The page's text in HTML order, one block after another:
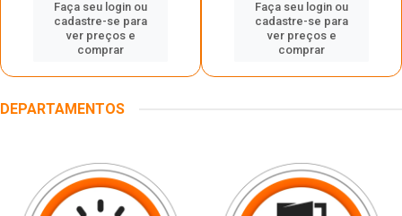
Faça seu login ou
cadastre-se para
ver preços e
comprar
Faça seu login ou
cadastre-se para
ver preços e
comprar
DEPARTAMENTOS